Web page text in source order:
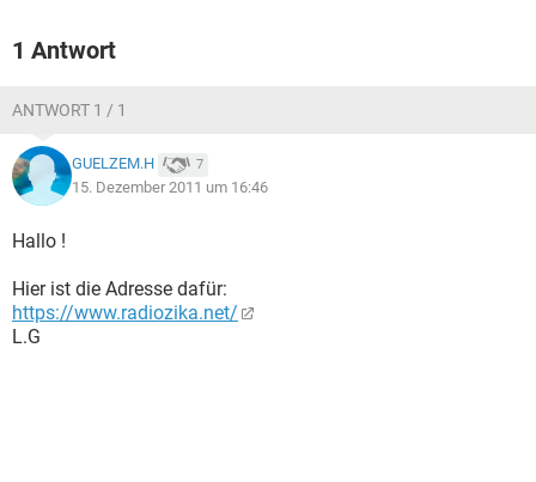
1 Antwort
ANTWORT 1 / 1
GUELZEM.H 7
15. Dezember 2011 um 16:46
Hallo !
Hier ist die Adresse dafür:
https://www.radiozika.net/
L.G